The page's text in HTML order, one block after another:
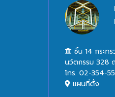
ชั้น 14 กระท
นวัตกรรม 328
โทร. 02-354-
แผนที่ตั้ง